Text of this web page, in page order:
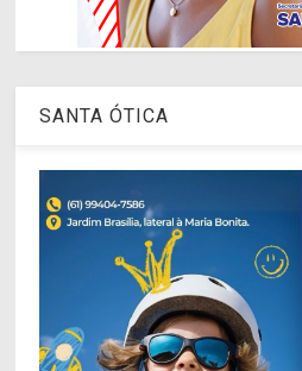
SANTA ÓTICA